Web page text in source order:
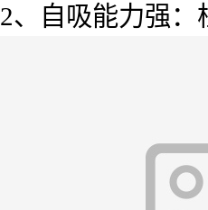
2、自吸能力强